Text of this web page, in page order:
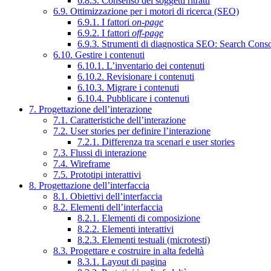
6.9. Ottimizzazione per i motori di ricerca (SEO)
6.9.1. I fattori on-page
6.9.2. I fattori off-page
6.9.3. Strumenti di diagnostica SEO: Search
6.10. Gestire i contenuti
6.10.1. L’inventario dei contenuti
6.10.2. Revisionare i contenuti
6.10.3. Migrare i contenuti
6.10.4. Pubblicare i contenuti
7. Progettazione dell’interazione
7.1. Caratteristiche dell’interazione
7.2. User stories per definire l’interazione
7.2.1. Differenza tra scenari e user stories
7.3. Flussi di interazione
7.4. Wireframe
7.5. Prototipi interattivi
8. Progettazione dell’interfaccia
8.1. Obiettivi dell’interfaccia
8.2. Elementi dell’interfaccia
8.2.1. Elementi di composizione
8.2.2. Elementi interattivi
8.2.3. Elementi testuali (microtesti)
8.3. Progettare e costruire in alta fedeltà
8.3.1. Layout di pagina